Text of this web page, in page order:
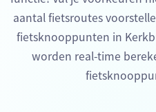
aantal fietsroutes
fietsknooppunten in
worden real-time